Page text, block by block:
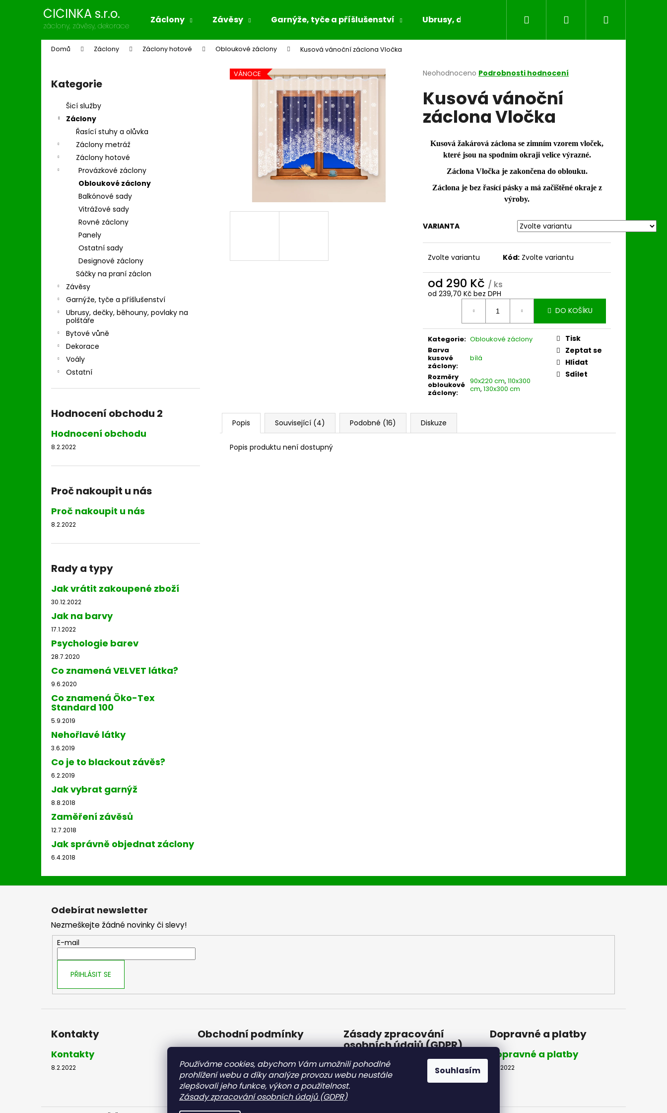
Používáme cookies, abychom Vám umožnili pohodlné
prohlížení webu a díky analýze provozu webu neustále
zlepšovali jeho funkce, výkon a použitelnost.
Zásady zpracování osobních údajů (GDPR)
Souhlasím
ČIČINKA s.r.o.
záclony, závěsy, dekorace
Záclony Závěsy Garnýže, tyče a příšlušenství Ubrusy, dečky, běhouny, povlaky na polštáře
Hledat PřihlášeníNákupní
Domů Záclony Záclony hotové Obloukové záclony Kusová vánoční záclona Vločka
Přeskočit
kategorie
Kategorie
Šicí služby
Záclony
Řasící stuhy a olůvka
Záclony metráž
Záclony hotové
Provázkové záclony
Obloukové záclony
Balkónové sady
Vitrážové sady
Rovné záclony
Panely
Ostatní sady
Designové záclony
Sáčky na praní záclon
Závěsy
Garnýže, tyče a příšlušenství
Ubrusy, dečky, běhouny, povlaky na
polštáře
Bytové vůně
Dekorace
Voály
Ostatní
Hodnocení obchodu 2
Hodnocení obchodu
8.2.2022
Proč nakoupit u nás
Proč nakoupit u nás
8.2.2022
Rady a typy
Jak vrátit zakoupené zboží
30.12.2022
Jak na barvy
17.1.2022
Psychologie barev
28.7.2020
Co znamená VELVET látka?
9.6.2020
Co znamená Öko-Tex
Standard 100
5.9.2019
Nehořlavé látky
3.6.2019
Co je to blackout závěs?
6.2.2019
Jak vybrat garnýž
8.8.2018
Zaměření závěsů
12.7.2018
Jak správně objednat záclony
6.4.2018
Průměrné
produktu
je
z
hvězdiček.
Neohodnoceno Podrobnosti hodnocení
Kusová vánoční
záclona Vločka
Kusová žakárová záclona se zimním vzorem vloček,
které jsou na spodním okraji velice výrazné.
Záclona Vločka je zakončena do oblouku.
Záclona je bez řasící pásky a má začištěné okraje z
výroby.
VARIANTA
Zvolte variantu Kód: Zvolte variantu
od 290 Kč / ks
od 239,70 Kč bez DPH
DO KOŠÍKU
Kategorie: Obloukové záclony
Barva
kusové
záclony:
bílá
Rozměry
obloukové
záclony:
90x220 cm, 110x300
cm, 130x300 cm
Tisk
Zeptat se
Hlídat
Sdílet
VÁNOCE
Popis Související (4) Podobné (16) Diskuze
Popis produktu není dostupný
Zpět
obchodu
Zpět
obchodu
Co potřebujete najít?
Doporučujeme
Z
Odebírat newsletter
Nezmeškejte žádné novinky či slevy!
E-mail
PŘIHLÁSIT SE
Kontakty
Kontakty
8.2.2022
Obchodní podmínky
8.2.2022
Zásady zpracování
osobních údajů (GDPR)
Zásady zpracování
osobních údajů (GDPR)
8.2.2022
Dopravné a platby
Dopravné a platby
8.2.2022